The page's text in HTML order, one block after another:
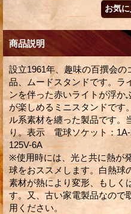
商品説明
設立1961年、趣味の百撰会
品、ムードスタンドです。ラ
ンを伴った赤いライトが浮か
が楽しめるミニスタンドです
ル系素材を纏った製品です。
り。表示 電球ソケット：
125V-6A
※使用時には、光と共に熱が
球をおススメします。白熱球
素材が熱により変形、もしく
す。又、古い家電製品なので
用ください。